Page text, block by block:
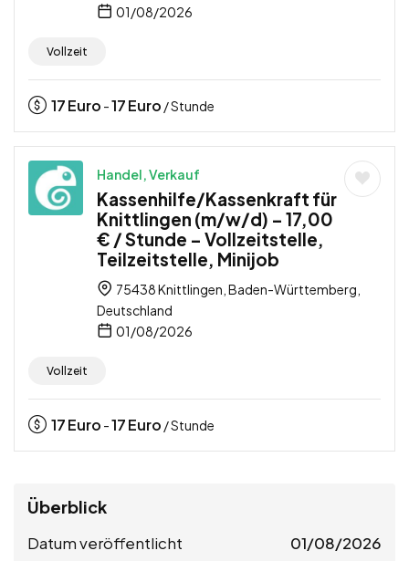
01/08/2026
Vollzeit
17Euro -17Euro / Stunde
Handel, Verkauf
Kassenhilfe/Kassenkraft für
Knittlingen (m/w/d) – 17,00
€ / Stunde – Vollzeitstelle,
Teilzeitstelle, Minijob
75438 Knittlingen, Baden-Württemberg,
Deutschland
01/08/2026
Vollzeit
17Euro -17Euro / Stunde
Überblick
Datum veröffentlicht 01/08/2026